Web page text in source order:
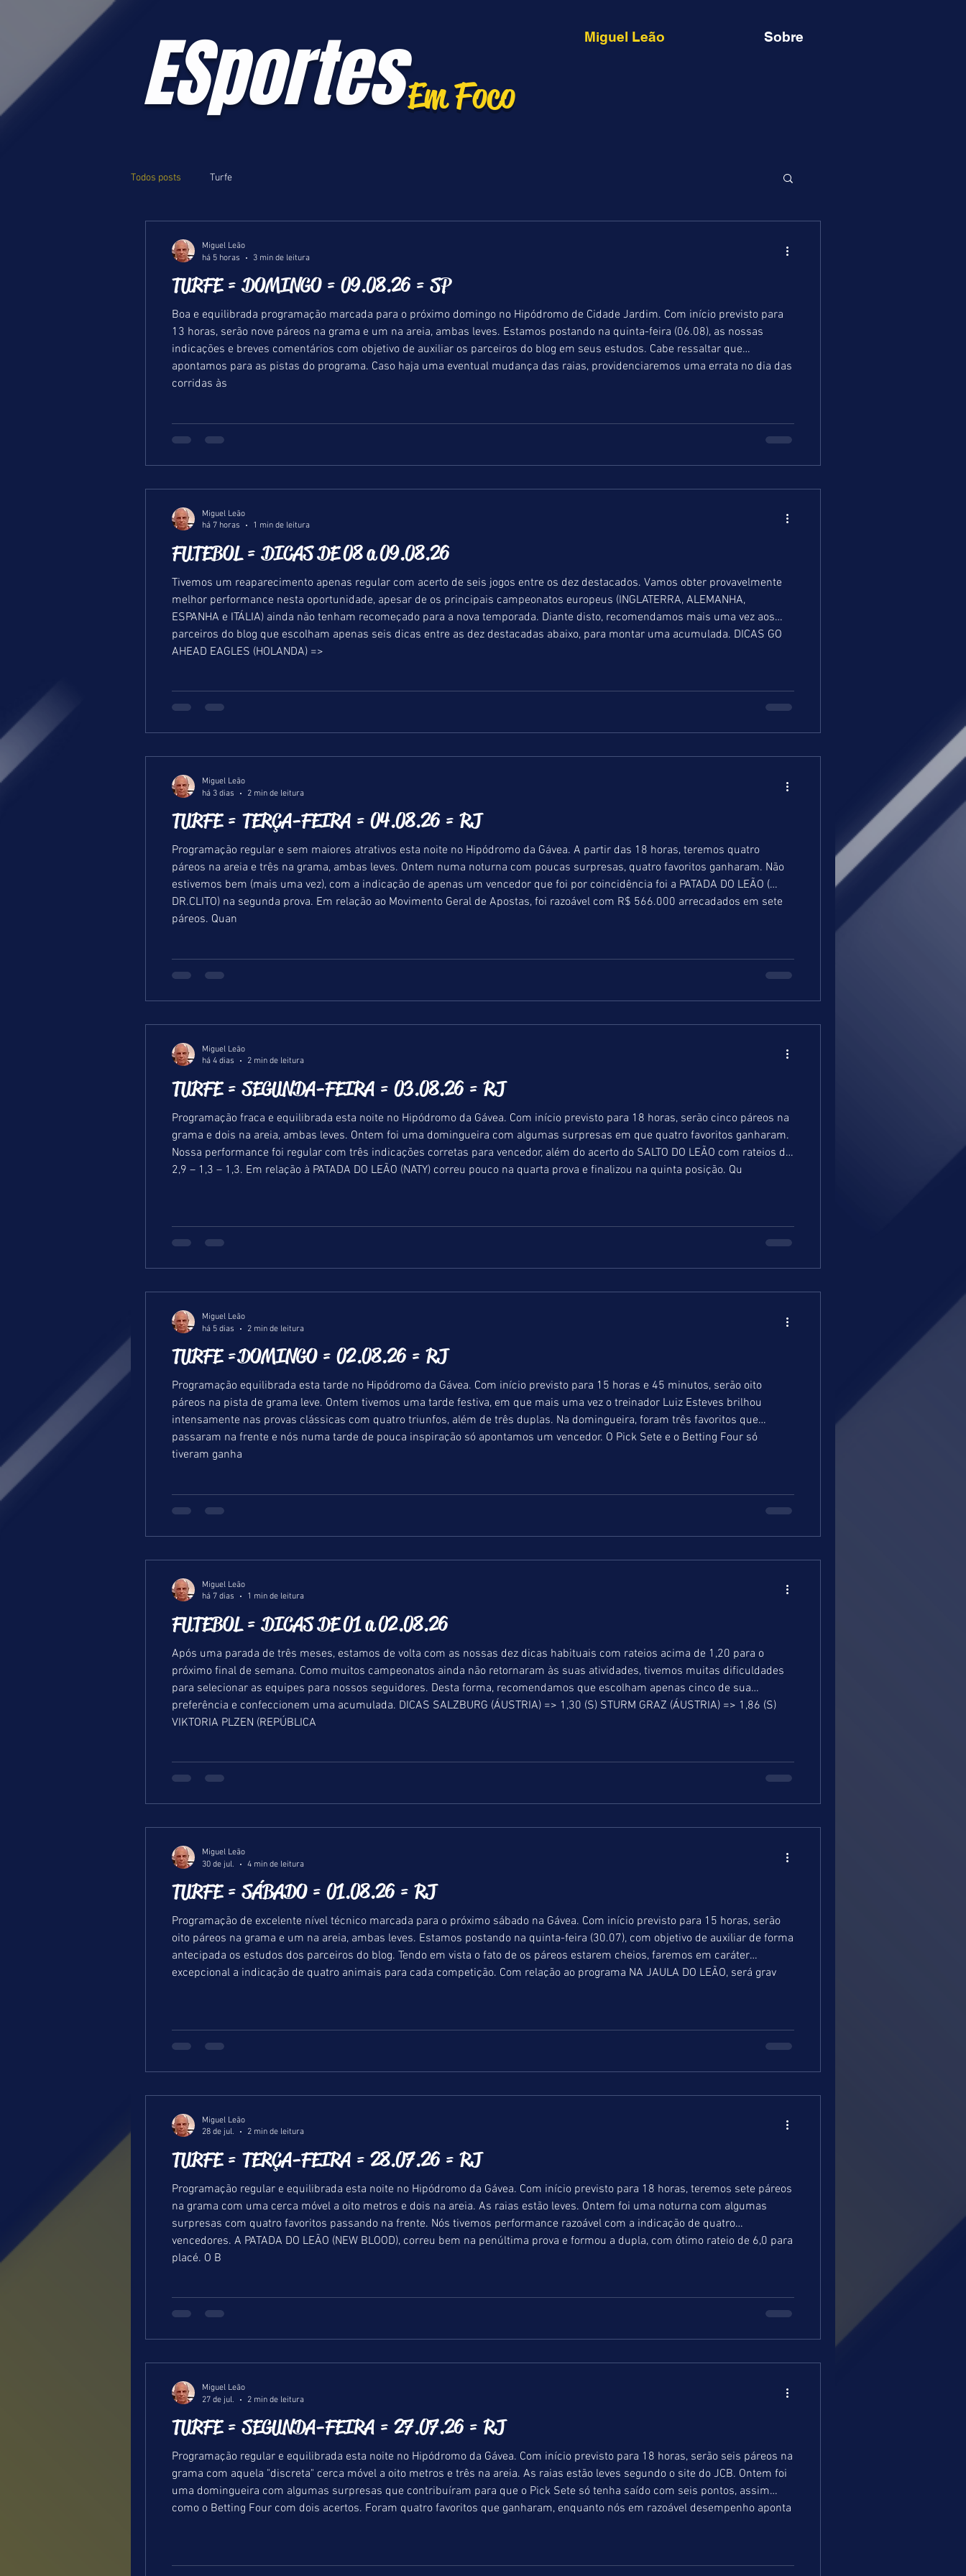
ESportesEm Foco
Miguel Leão Sobre
Todos posts Turfe
TURFE = DOMINGO = 09.08.26 = SP
Boa e equilibrada programação marcada para o próximo domingo no Hipódromo de Cidade Jardim. Com início previsto para
13 horas, serão nove páreos na grama e um na areia, ambas leves. Estamos postando na quinta-feira (06.08), as nossas
indicações e breves comentários com objetivo de auxiliar os parceiros do blog em seus estudos. Cabe ressaltar que
apontamos para as pistas do programa. Caso haja uma eventual mudança das raias, providenciaremos uma errata no dia das
corridas às
Miguel Leão
há 5 horas
3 min de leitura
FUTEBOL = DICAS DE 08 a 09.08.26
Tivemos um reaparecimento apenas regular com acerto de seis jogos entre os dez destacados. Vamos obter provavelmente
melhor performance nesta oportunidade, apesar de os principais campeonatos europeus (INGLATERRA, ALEMANHA,
ESPANHA e ITÁLIA) ainda não tenham recomeçado para a nova temporada. Diante disto, recomendamos mais uma vez aos
parceiros do blog que escolham apenas seis dicas entre as dez destacadas abaixo, para montar uma acumulada. DICAS GO
AHEAD EAGLES (HOLANDA) =>
Miguel Leão
há 7 horas
1 min de leitura
TURFE = TERÇA-FEIRA = 04.08.26 = RJ
Programação regular e sem maiores atrativos esta noite no Hipódromo da Gávea. A partir das 18 horas, teremos quatro
páreos na areia e três na grama, ambas leves. Ontem numa noturna com poucas surpresas, quatro favoritos ganharam. Não
estivemos bem (mais uma vez), com a indicação de apenas um vencedor que foi por coincidência foi a PATADA DO LEÃO (
DR.CLITO) na segunda prova. Em relação ao Movimento Geral de Apostas, foi razoável com R$ 566.000 arrecadados em sete
páreos. Quan
Miguel Leão
há 3 dias
2 min de leitura
TURFE = SEGUNDA-FEIRA = 03.08.26 = RJ
Programação fraca e equilibrada esta noite no Hipódromo da Gávea. Com início previsto para 18 horas, serão cinco páreos na
grama e dois na areia, ambas leves. Ontem foi uma domingueira com algumas surpresas em que quatro favoritos ganharam.
Nossa performance foi regular com três indicações corretas para vencedor, além do acerto do SALTO DO LEÃO com rateios de
2,9 – 1,3 – 1,3. Em relação à PATADA DO LEÃO (NATY) correu pouco na quarta prova e finalizou na quinta posição. Qu
Miguel Leão
há 4 dias
2 min de leitura
TURFE =DOMINGO = 02.08.26 = RJ
Programação equilibrada esta tarde no Hipódromo da Gávea. Com início previsto para 15 horas e 45 minutos, serão oito
páreos na pista de grama leve. Ontem tivemos uma tarde festiva, em que mais uma vez o treinador Luiz Esteves brilhou
intensamente nas provas clássicas com quatro triunfos, além de três duplas. Na domingueira, foram três favoritos que
passaram na frente e nós numa tarde de pouca inspiração só apontamos um vencedor. O Pick Sete e o Betting Four só
tiveram ganha
Miguel Leão
há 5 dias
2 min de leitura
FUTEBOL = DICAS DE 01 a 02.08.26
Após uma parada de três meses, estamos de volta com as nossas dez dicas habituais com rateios acima de 1,20 para o
próximo final de semana. Como muitos campeonatos ainda não retornaram às suas atividades, tivemos muitas dificuldades
para selecionar as equipes para nossos seguidores. Desta forma, recomendamos que escolham apenas cinco de sua
preferência e confeccionem uma acumulada. DICAS SALZBURG (ÁUSTRIA) => 1,30 (S) STURM GRAZ (ÁUSTRIA) => 1,86 (S)
VIKTORIA PLZEN (REPÚBLICA
Miguel Leão
há 7 dias
1 min de leitura
TURFE = SÁBADO = 01.08.26 = RJ
Programação de excelente nível técnico marcada para o próximo sábado na Gávea. Com início previsto para 15 horas, serão
oito páreos na grama e um na areia, ambas leves. Estamos postando na quinta-feira (30.07), com objetivo de auxiliar de forma
antecipada os estudos dos parceiros do blog. Tendo em vista o fato de os páreos estarem cheios, faremos em caráter
excepcional a indicação de quatro animais para cada competição. Com relação ao programa NA JAULA DO LEÃO, será grav
Miguel Leão
30 de jul.
4 min de leitura
TURFE = TERÇA-FEIRA = 28.07.26 = RJ
Programação regular e equilibrada esta noite no Hipódromo da Gávea. Com início previsto para 18 horas, teremos sete páreos
na grama com uma cerca móvel a oito metros e dois na areia. As raias estão leves. Ontem foi uma noturna com algumas
surpresas com quatro favoritos passando na frente. Nós tivemos performance razoável com a indicação de quatro
vencedores. A PATADA DO LEÃO (NEW BLOOD), correu bem na penúltima prova e formou a dupla, com ótimo rateio de 6,0 para
placé. O B
Miguel Leão
28 de jul.
2 min de leitura
TURFE = SEGUNDA-FEIRA = 27.07.26 = RJ
Programação regular e equilibrada esta noite no Hipódromo da Gávea. Com início previsto para 18 horas, serão seis páreos na
grama com aquela "discreta" cerca móvel a oito metros e três na areia. As raias estão leves segundo o site do JCB. Ontem foi
uma domingueira com algumas surpresas que contribuíram para que o Pick Sete só tenha saído com seis pontos, assim
como o Betting Four com dois acertos. Foram quatro favoritos que ganharam, enquanto nós em razoável desempenho aponta
Miguel Leão
27 de jul.
2 min de leitura